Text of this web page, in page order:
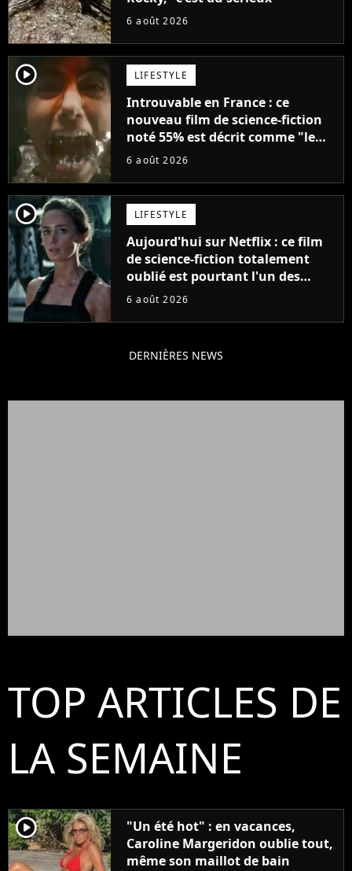
6 août 2026
player2 LIFESTYLE
Introuvable en France : ce
nouveau film de science-fiction
noté 55% est décrit comme "le
plus stupide de l'année"
6 août 2026
player2 LIFESTYLE
Aujourd'hui sur Netflix : ce film
de science-fiction totalement
oublié est pourtant l'un des
meilleurs des années 2010
6 août 2026
DERNIÈRES NEWS
TOP ARTICLES DE
LA SEMAINE
player2
"Un été hot" : en vacances,
Caroline Margeridon oublie tout,
même son maillot de bain